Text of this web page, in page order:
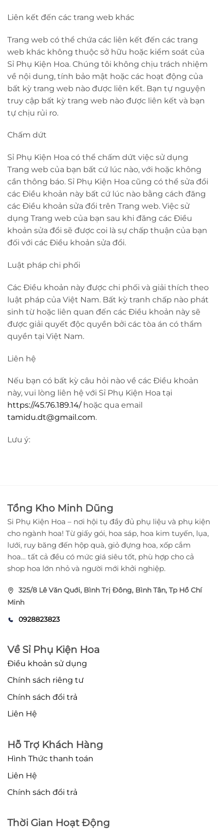
Liên kết đến các trang web khác
Trang web có thể chứa các liên kết đến các trang
web khác không thuộc sở hữu hoặc kiểm soát của
Sỉ Phụ Kiện Hoa. Chúng tôi không chịu trách nhiệm
về nội dung, tính bảo mật hoặc các hoạt động của
bất kỳ trang web nào được liên kết. Bạn tự nguyện
truy cập bất kỳ trang web nào được liên kết và bạn
tự chịu rủi ro.
Chấm dứt
Sỉ Phụ Kiện Hoa có thể chấm dứt việc sử dụng
Trang web của bạn bất cứ lúc nào, với hoặc không
cần thông báo. Sỉ Phụ Kiện Hoa cũng có thể sửa đổi
các Điều khoản này bất cứ lúc nào bằng cách đăng
các Điều khoản sửa đổi trên Trang web. Việc sử
dụng Trang web của bạn sau khi đăng các Điều
khoản sửa đổi sẽ được coi là sự chấp thuận của bạn
đối với các Điều khoản sửa đổi.
Luật pháp chi phối
Các Điều khoản này được chi phối và giải thích theo
luật pháp của Việt Nam. Bất kỳ tranh chấp nào phát
sinh từ hoặc liên quan đến các Điều khoản này sẽ
được giải quyết độc quyền bởi các tòa án có thẩm
quyền tại Việt Nam.
Liên hệ
Nếu bạn có bất kỳ câu hỏi nào về các Điều khoản
này, vui lòng liên hệ với Sỉ Phụ Kiện Hoa tại
https://45.76.189.14/hoặc qua email
tamidu.dt@gmail.com.
Lưu ý:
Tổng Kho Minh Dũng
Si Phụ Kiện Hoa – nơi hội tụ đầy đủ phụ liệu và phụ kiện
cho ngành hoa! Từ giấy gói, hoa sáp, hoa kim tuyến, lụa,
lưới, ruy băng đến hộp quà, giỏ đựng hoa, xốp cắm
hoa… tất cả đều có mức giá siêu tốt, phù hợp cho cả
shop hoa lớn nhỏ và người mới khởi nghiệp.
325/8 Lê Văn Quới, Bình Trị Đông, Bình Tân, Tp Hồ Chí
Minh
0928823823
Về Sỉ Phụ Kiện Hoa
Điều khoản sử dụng
Chính sách riêng tư
Chính sách đổi trả
Liên Hệ
Hỗ Trợ Khách Hàng
Hình Thức thanh toán
Liên Hệ
Chính sách đổi trả
Thời Gian Hoạt Động